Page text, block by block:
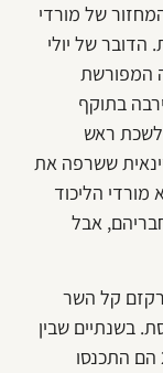
של מורדי
של יולי
המפורשת
בתוקף
לשכת ראש
ששרפה את
הליכוד
אבל
קל השר
בשנתיים שבין
נאום הרצליה 2003 לפינוי גוש קטיף 2005 הם התכנסו